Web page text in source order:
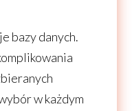
bazy danych.
w każdym